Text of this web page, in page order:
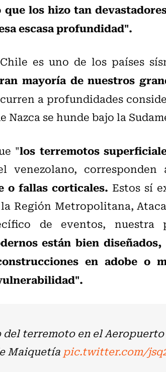
que los hizo tan
escasa profundidad".
es uno de los países
mayoría de nuestros
a profundidades
Nazca se hunde bajo la
"los terremotos
venezolano,
o fallas corticales. Estos sí
Región Metropolitana,
de eventos, nuestra
están bien
en adobe o
del terremoto en el Aeropuerto
Maiquetía pic.twitter.com/